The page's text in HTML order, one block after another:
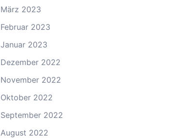
März 2023
Februar 2023
Januar 2023
Dezember 2022
November 2022
Oktober 2022
September 2022
August 2022